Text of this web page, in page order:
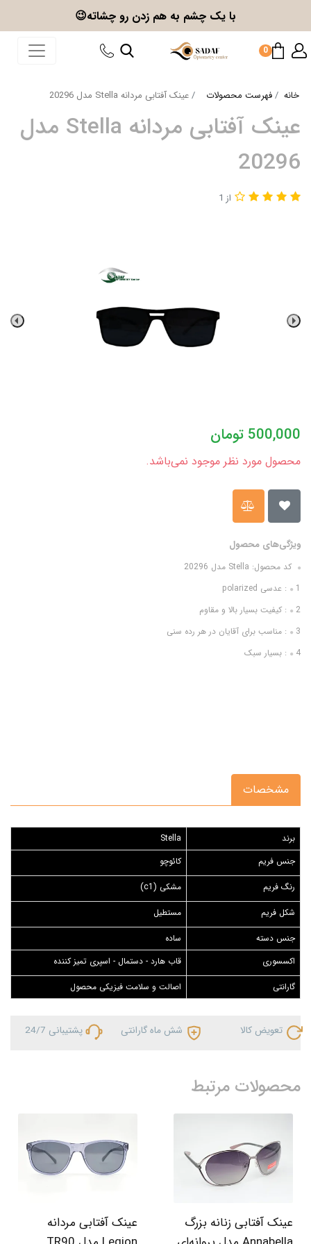
با یک چشم به هم زدن رو چشاته😉
0
خانه فهرست محصولات عینک آفتابی مردانه Stella مدل 20296
عینک آفتابی مردانه Stella مدل
20296
از 1
500,000 تومان
محصول مورد نظر موجود نمی‌باشد.
ویژگی‌های محصول
کد محصول: Stella مدل 20296
1: عدسی polarized
2: کیفیت بسیار بالا و مقاوم
3: مناسب برای آقایان در هر رده سنی
4: بسیار سبک
مشخصات
برند
Stella
جنس فریم
کائوچو
رنگ فریم
مشکی (c1)
شکل فریم
مستطیل
جنس دسته
ساده
اکسسوری
قاب هارد - دستمال - اسپری تمیز کننده
گارانتی
اصالت و سلامت فیزیکی محصول
تعویض کالا شش ماه گارانتی پشتیبانی 24/7
محصولات مرتبط
عینک آفتابی زنانه بزرگ
عینک آفتابی مردانه